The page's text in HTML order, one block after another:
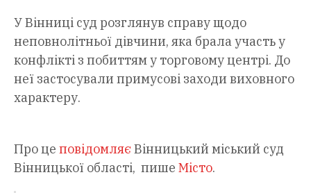
У Вінниці суд розглянув справу щодо
неповнолітньої дівчини, яка брала участь у
конфлікті з побиттям у торговому центрі. До
неї застосували примусові заходи виховного
характеру.
Про це повідомляє Вінницький міський суд
Вінницької області, пише Місто.